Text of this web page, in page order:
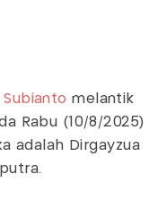
melantik
Rabu (10/8/2025)
adalah Dirgayzua